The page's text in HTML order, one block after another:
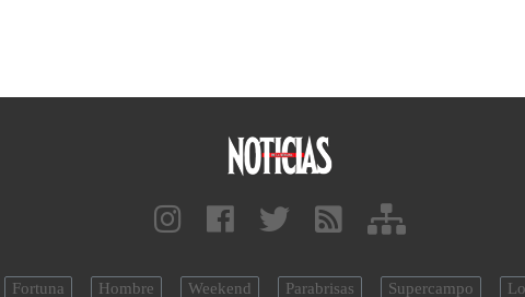
Fortuna Hombre Weekend Parabrisas Supercampo